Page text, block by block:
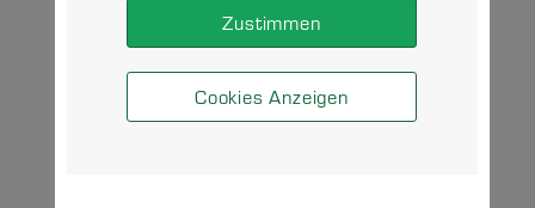
Cookies Anzeigen
Zustimmen